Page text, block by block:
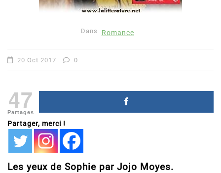
Dans Romance
20 Oct 2017 0
47
Partages
Partager, merci !
Les yeux de Sophie par Jojo Moyes.